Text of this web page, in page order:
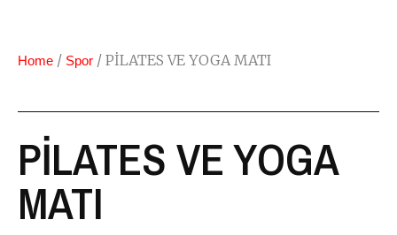
Home / Spor / PİLATES VE YOGA MATI
PİLATES VE YOGA
MATI